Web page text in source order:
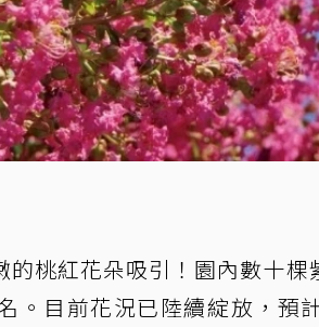
桃紅花朵吸引！園內數十棵
。目前花況已陸續綻放，預